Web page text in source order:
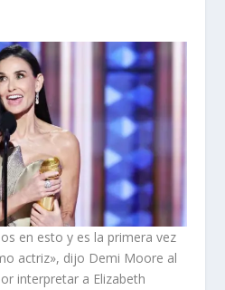
en esto y es la primera vez
actriz», dijo Demi Moore al
interpretar a Elizabeth